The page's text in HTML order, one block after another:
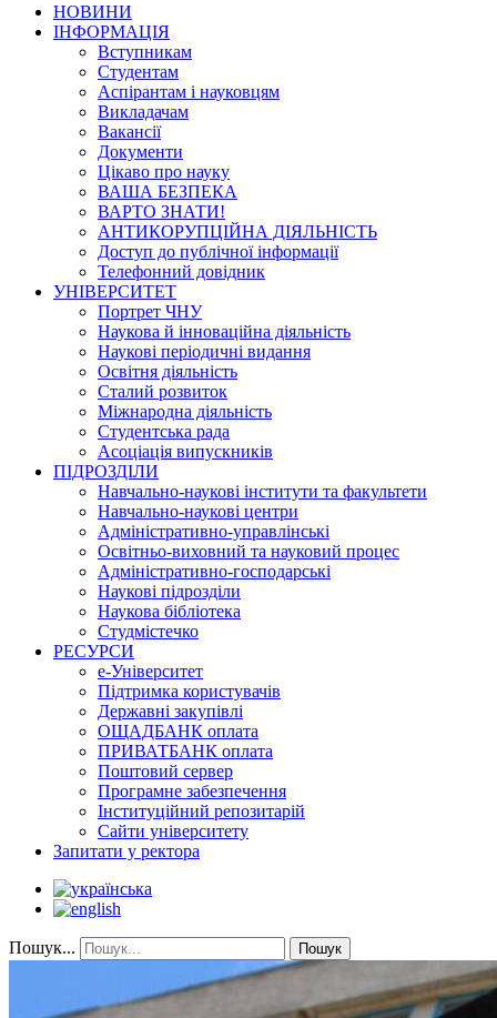
НОВИНИ
ІНФОРМАЦІЯ
Вступникам
Студентам
Аспірантам і науковцям
Викладачам
Вакансії
Документи
Цікаво про науку
ВАША БЕЗПЕКА
ВАРТО ЗНАТИ!
АНТИКОРУПЦІЙНА ДІЯЛЬНІСТЬ
Доступ до публічної інформації
Телефонний довідник
УНІВЕРСИТЕТ
Портрет ЧНУ
Наукова й інноваційна діяльність
Наукові періодичні видання
Освітня діяльність
Сталий розвиток
Міжнародна діяльність
Студентська рада
Асоціація випускників
ПІДРОЗДІЛИ
Навчально-наукові інститути та факультети
Навчально-наукові центри
Адміністративно-управлінські
Освітньо-виховний та науковий процес
Адміністративно-господарські
Наукові підрозділи
Наукова бібліотека
Студмістечко
РЕСУРСИ
е-Університет
Підтримка користувачів
Державні закупівлі
ОЩАДБАНК оплата
ПРИВАТБАНК оплата
Поштовий сервер
Програмне забезпечення
Інституційний репозитарій
Сайти університету
Запитати у ректора
Пошук... Пошук